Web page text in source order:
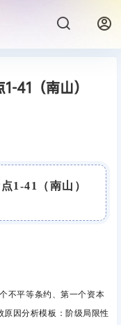
41（南山）
1-41（南山）
不平等条约、第一个资本
因分析模板：阶级局限性